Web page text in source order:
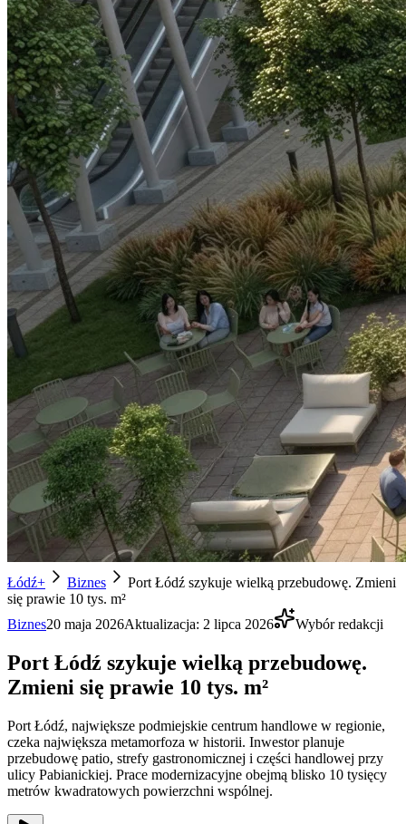
Łódź+ Biznes
Port Łódź szykuje wielką przebudowę. Zmieni
się prawie 10 tys. m²
Biznes20 maja 2026Aktualizacja: 2 lipca 2026 Wybór redakcji
Port Łódź szykuje wielką przebudowę.
Zmieni się prawie 10 tys. m²
Port Łódź, największe podmiejskie centrum handlowe w regionie,
czeka największa metamorfoza w historii. Inwestor planuje
przebudowę patio, strefy gastronomicznej i części handlowej przy
ulicy Pabianickiej. Prace modernizacyjne obejmą blisko 10 tysięcy
metrów kwadratowych powierzchni wspólnej.